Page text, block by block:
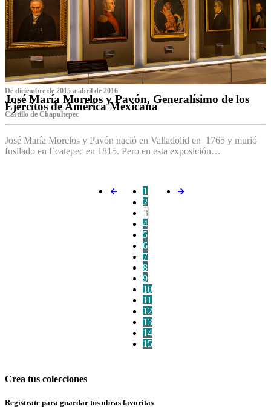
De diciembre de 2015 a abril de 2016
José María Morelos y Pavón, Generalísimo de los
Ejércitos de América Mexicana
C‌astillo de Chapultepec
José María Morelos y Pavón nació en Valladolid en 1765 y murió
fusilado en Ecatepec en 1815. Pero en esta exposición…
1
2
3
4
5
6
7
8
9
10
11
12
13
14
15
Crea tus colecciones
Regístrate para guardar tus obras favoritas